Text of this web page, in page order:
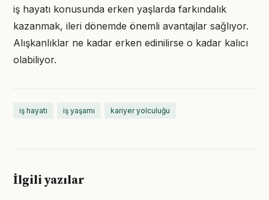
iş hayatı konusunda erken yaşlarda farkındalık
kazanmak, ileri dönemde önemli avantajlar sağlıyor.
Alışkanlıklar ne kadar erken edinilirse o kadar kalıcı
olabiliyor.
iş hayatı iş yaşamı kariyer yolculuğu
İlgili yazılar